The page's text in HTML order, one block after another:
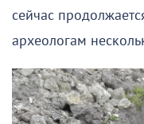
сейчас
археологам